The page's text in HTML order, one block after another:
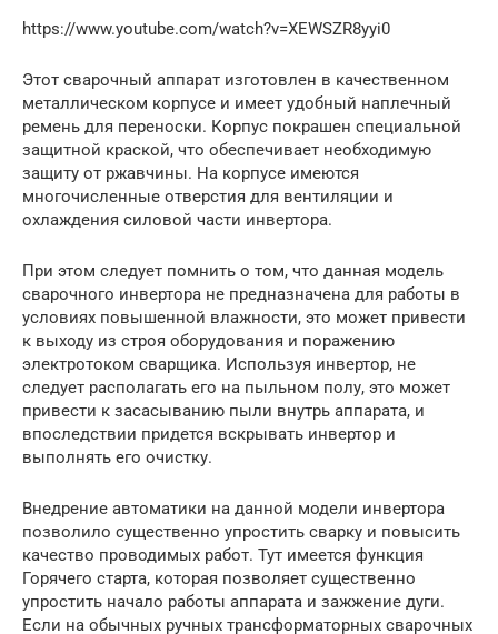
https://www.youtube.com/watch?v=XEWSZR8yyi0
Этот сварочный аппарат изготовлен в качественном
металлическом корпусе и имеет удобный наплечный
ремень для переноски. Корпус покрашен специальной
защитной краской, что обеспечивает необходимую
защиту от ржавчины. На корпусе имеются
многочисленные отверстия для вентиляции и
охлаждения силовой части инвертора.
При этом следует помнить о том, что данная модель
сварочного инвертора не предназначена для работы в
условиях повышенной влажности, это может привести
к выходу из строя оборудования и поражению
электротоком сварщика. Используя инвертор, не
следует располагать его на пыльном полу, это может
привести к засасыванию пыли внутрь аппарата, и
впоследствии придется вскрывать инвертор и
выполнять его очистку.
Внедрение автоматики на данной модели инвертора
позволило существенно упростить сварку и повысить
качество проводимых работ. Тут имеется функция
Горячего старта, которая позволяет существенно
упростить начало работы аппарата и зажжение дуги.
Если на обычных ручных трансформаторных сварочных